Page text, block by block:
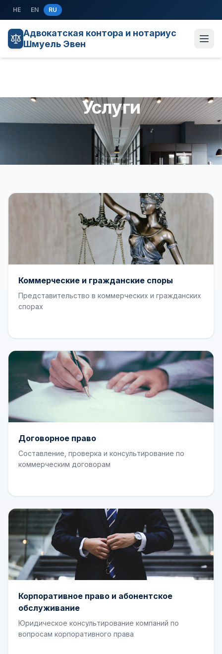
Перейти к содержанию
HE EN RU
Адвокатская контора и нотариус
Шмуель Эвен
Услуги
Коммерческие и гражданские споры
Представительство в коммерческих и гражданских
спорах
Договорное право
Составление, проверка и консультирование по
коммерческим договорам
Корпоративное право и абонентское
обслуживание
Юридическое консультирование компаний по
вопросам корпоративного права